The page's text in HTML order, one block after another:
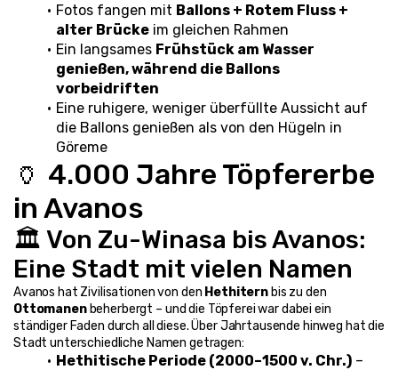
Fotos fangen mit Ballons + Rotem Fluss +
alter Brücke im gleichen Rahmen
Ein langsames Frühstück am Wasser
genießen, während die Ballons
vorbeidriften
Eine ruhigere, weniger überfüllte Aussicht auf
die Ballons genießen als von den Hügeln in
Göreme
🏺 4.000 Jahre Töpfererbe
in Avanos
🏛️ Von Zu-Winasa bis Avanos:
Eine Stadt mit vielen Namen
Avanos hat Zivilisationen von den Hethitern
Ottomanen beherbergt – und die Töpferei war dabei ein
ständiger Faden durch all diese. Über Jahrtausende hinweg hat die
Stadt unterschiedliche Namen getragen:
Hethitische Periode (2000–1500 v. Chr.) –